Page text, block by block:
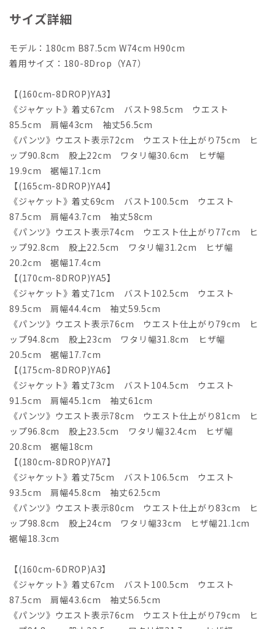
サイズ詳細
モデル：180cm B87.5cm W74cm H90cm
着用サイズ：180-8Drop（YA7）
【(160cm-8DROP)YA3】
《ジャケット》着丈67cm バスト98.5cm ウエスト
85.5cm 肩幅43cm 袖丈56.5cm
《パンツ》ウエスト表示72cm ウエスト仕上がり75cm ヒ
ップ90.8cm 股上22cm ワタリ幅30.6cm ヒザ幅
19.9cm 裾幅17.1cm
【(165cm-8DROP)YA4】
《ジャケット》着丈69cm バスト100.5cm ウエスト
87.5cm 肩幅43.7cm 袖丈58cm
《パンツ》ウエスト表示74cm ウエスト仕上がり77cm ヒ
ップ92.8cm 股上22.5cm ワタリ幅31.2cm ヒザ幅
20.2cm 裾幅17.4cm
【(170cm-8DROP)YA5】
《ジャケット》着丈71cm バスト102.5cm ウエスト
89.5cm 肩幅44.4cm 袖丈59.5cm
《パンツ》ウエスト表示76cm ウエスト仕上がり79cm ヒ
ップ94.8cm 股上23cm ワタリ幅31.8cm ヒザ幅
20.5cm 裾幅17.7cm
【(175cm-8DROP)YA6】
《ジャケット》着丈73cm バスト104.5cm ウエスト
91.5cm 肩幅45.1cm 袖丈61cm
《パンツ》ウエスト表示78cm ウエスト仕上がり81cm ヒ
ップ96.8cm 股上23.5cm ワタリ幅32.4cm ヒザ幅
20.8cm 裾幅18cm
【(180cm-8DROP)YA7】
《ジャケット》着丈75cm バスト106.5cm ウエスト
93.5cm 肩幅45.8cm 袖丈62.5cm
《パンツ》ウエスト表示80cm ウエスト仕上がり83cm ヒ
ップ98.8cm 股上24cm ワタリ幅33cm ヒザ幅21.1cm
裾幅18.3cm
【(160cm-6DROP)A3】
《ジャケット》着丈67cm バスト100.5cm ウエスト
87.5cm 肩幅43.6cm 袖丈56.5cm
《パンツ》ウエスト表示76cm ウエスト仕上がり79cm ヒ